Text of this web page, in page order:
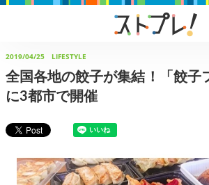
2019/04/25 LIFESTYLE
全国各地の餃子が集結！「餃子
に3都市で開催